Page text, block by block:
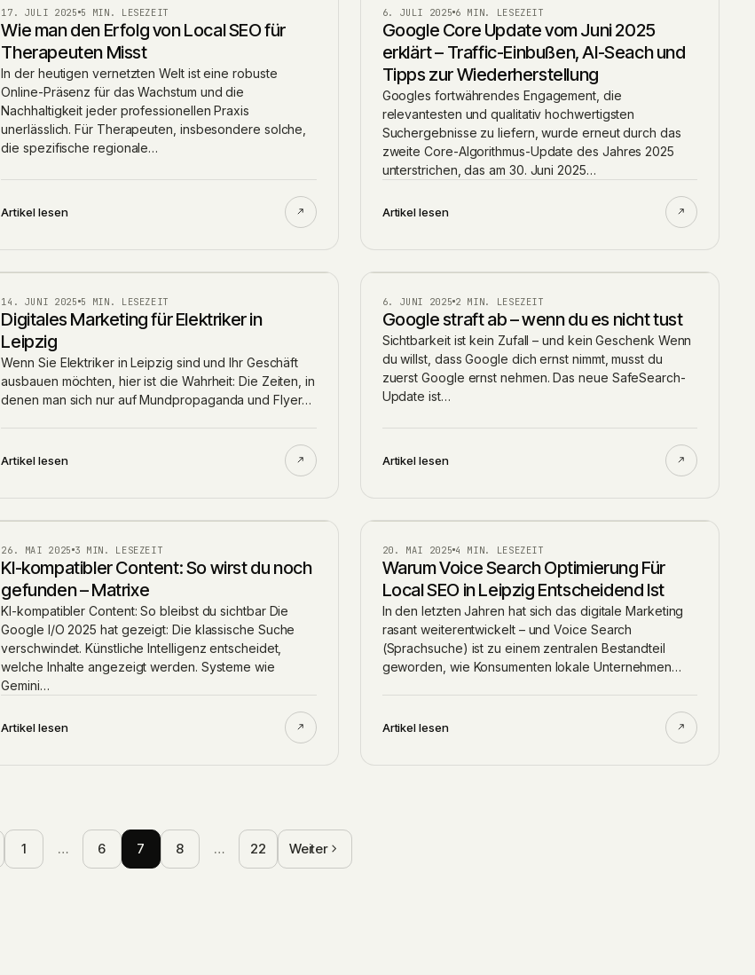
BLOG
17. JULI 2025 5 MIN. LESEZEIT
Wie man den Erfolg von Local SEO für
Therapeuten Misst
In der heutigen vernetzten Welt ist eine robuste
Online-Präsenz für das Wachstum und die
Nachhaltigkeit jeder professionellen Praxis
unerlässlich. Für Therapeuten, insbesondere solche,
die spezifische regionale…
Artikel lesen
GOOGLE UPDATES
6. JULI 2025 6 MIN. LESEZEIT
Google Core Update vom Juni 2025
erklärt – Traffic-Einbußen, AI-Seach und
Tipps zur Wiederherstellung
Googles fortwährendes Engagement, die
relevantesten und qualitativ hochwertigsten
Suchergebnisse zu liefern, wurde erneut durch das
zweite Core-Algorithmus-Update des Jahres 2025
unterstrichen, das am 30. Juni 2025…
Artikel lesen
BLOG
14. JUNI 2025 5 MIN. LESEZEIT
Digitales Marketing für Elektriker in
Leipzig
Wenn Sie Elektriker in Leipzig sind und Ihr Geschäft
ausbauen möchten, hier ist die Wahrheit: Die Zeiten, in
denen man sich nur auf Mundpropaganda und Flyer…
Artikel lesen
GOOGLE UPDATES
6. JUNI 2025 2 MIN. LESEZEIT
Google straft ab – wenn du es nicht tust
Sichtbarkeit ist kein Zufall – und kein Geschenk Wenn
du willst, dass Google dich ernst nimmt, musst du
zuerst Google ernst nehmen. Das neue SafeSearch-
Update ist…
Artikel lesen
BLOG
26. MAI 2025 3 MIN. LESEZEIT
KI-kompatibler Content: So wirst du noch
gefunden – Matrixe
KI-kompatibler Content: So bleibst du sichtbar Die
Google I/O 2025 hat gezeigt: Die klassische Suche
verschwindet. Künstliche Intelligenz entscheidet,
welche Inhalte angezeigt werden. Systeme wie
Gemini…
Artikel lesen
BLOG
20. MAI 2025 4 MIN. LESEZEIT
Warum Voice Search Optimierung Für
Local SEO in Leipzig Entscheidend Ist
In den letzten Jahren hat sich das digitale Marketing
rasant weiterentwickelt – und Voice Search
(Sprachsuche) ist zu einem zentralen Bestandteil
geworden, wie Konsumenten lokale Unternehmen…
Artikel lesen
1 … 6 7 8 … 22 Weiter